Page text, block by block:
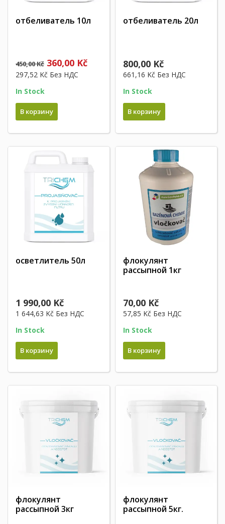
отбеливатель 10л
450,00 Kč 360,00 Kč
297,52 Kč Без НДС
In Stock
В корзину
отбеливатель 20л
800,00 Kč
661,16 Kč Без НДС
In Stock
В корзину
осветлитель 50л
1 990,00 Kč
1 644,63 Kč Без НДС
In Stock
В корзину
флокулянт
рассыпной 1кг
70,00 Kč
57,85 Kč Без НДС
In Stock
В корзину
флокулянт
рассыпной 3кг
флокулянт
рассыпной 5кг.